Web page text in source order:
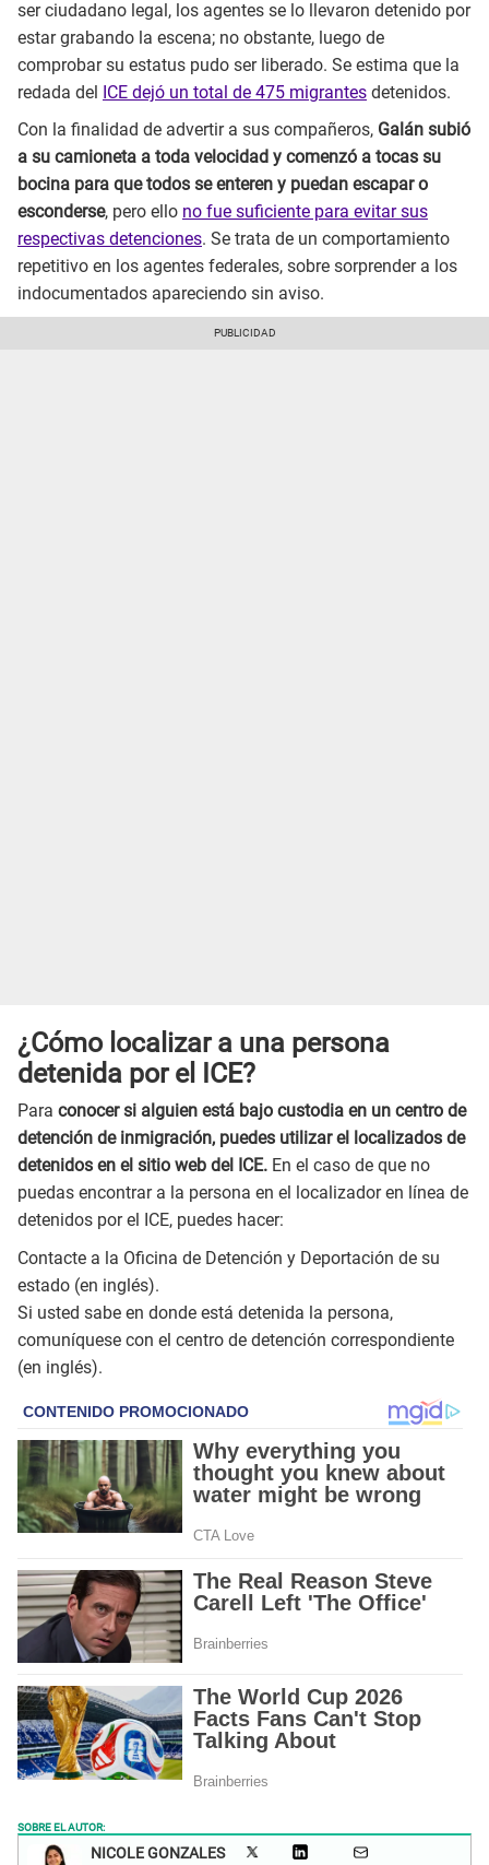
ser ciudadano legal, los agentes se lo llevaron detenido por
estar grabando la escena; no obstante, luego de
comprobar su estatus pudo ser liberado. Se estima que la
redada del ICE dejó un total de 475 migrantes detenidos.
Con la finalidad de advertir a sus compañeros, Galán subió
a su camioneta a toda velocidad y comenzó a tocas su
bocina para que todos se enteren y puedan escapar o
esconderse, pero ello no fue suficiente para evitar sus
respectivas detenciones. Se trata de un comportamiento
repetitivo en los agentes federales, sobre sorprender a los
indocumentados apareciendo sin aviso.
¿Cómo localizar a una persona
detenida por el ICE?
Para conocer si alguien está bajo custodia en un centro de
detención de inmigración, puedes utilizar el localizados de
detenidos en el sitio web del ICE. En el caso de que no
puedas encontrar a la persona en el localizador en línea de
detenidos por el ICE, puedes hacer:
Contacte a la Oficina de Detención y Deportación de su
estado (en inglés).
Si usted sabe en donde está detenida la persona,
comuníquese con el centro de detención correspondiente
(en inglés).
SOBRE EL AUTOR:
NICOLE GONZALES